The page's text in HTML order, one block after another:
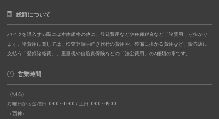
総額について
バイクを購入する際には本体価格の他に、登録費用などや各種税金など「諸費用」が掛かり
ます。諸費用に関しては、検査登録手続き代行の費用や、整備に掛かる費用など、販売店に
支払う「登録諸経費」。重量税や自賠責保険などの「法定費用」の2種類の事です。
営業時間
（明石）
月曜日から金曜日 10:00～18:00 / 土日 10:00～19:00
（西神）